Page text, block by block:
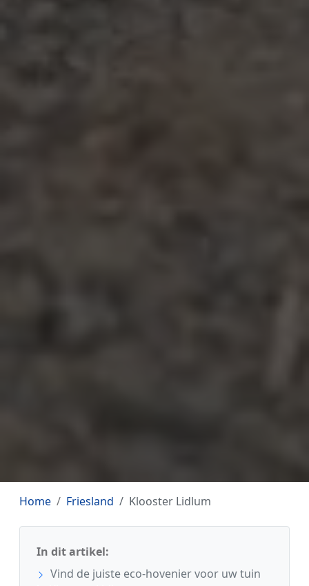
Home Friesland Klooster Lidlum
In dit artikel:
Vind de juiste eco-hovenier voor uw tuin